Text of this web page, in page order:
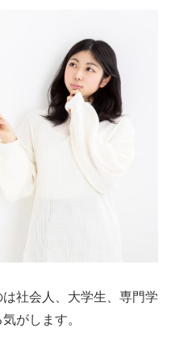
社会人、大学生、専門学
がします。